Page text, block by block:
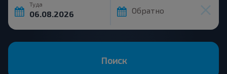
Туда
Обратно
Поиск